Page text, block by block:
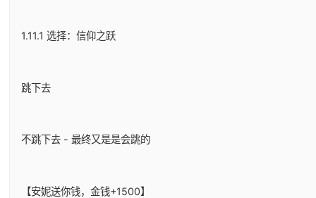
1.11.1 选择：信仰之跃
跳下去
不跳下去 - 最终又是是会跳的
【安妮送你钱，金钱+1500】